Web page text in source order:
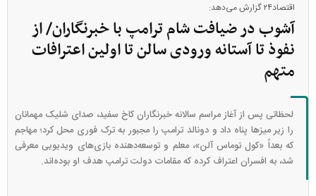
اقتصاد۲۴ گزارش می‌دهد:
آشوب در ضیافت شام ترامپ با خبرنگاران/ از
نفوذ تا آستانه ورودی سالن تا اولین اعترافات
متهم
لحظاتی پس از آغاز مراسم سالانه خبرنگاران کاخ سفید، صدای شلیک مهمانان
را زیر میزها پناه داد و دونالد ترامپ را مجبور به ترک فوری محل کرد؛ مهاجم
که بعداً «کول توماس آلن»، معلم و توسعه‌دهنده بازی‌های ویدیویی معرفی
شد، به افسران اعتراف کرده که مقامات دولت ترامپ هدف او بوده‌اند.